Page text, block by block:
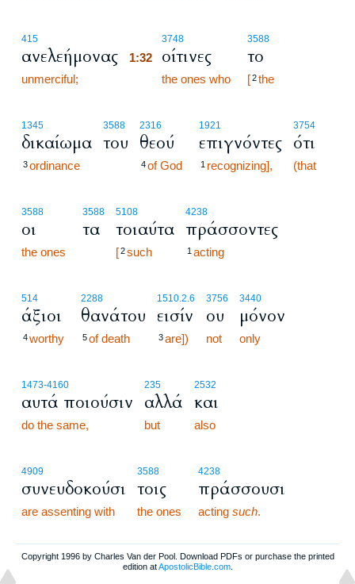
415
ανελεήμονας
unmerciful;
3748
1:32 οίτινες
the ones who
3588
το
[2the
1345
δικαίωμα
3ordinance
3588
του
2316
θεού
4of God
1921
επιγνόντες
1 recognizing],
3754
ότι
(that
3588
οι
the ones
3588
τα
5108
τοιαύτα
[2such
4238
πράσσοντες
1 acting
514
άξιοι
4worthy
2288
θανάτου
5of death
1510.2.6
εισίν
3are])
3756
ου
not
3440
μόνον
only
1473-4160
αυτά ποιούσιν
do the same,
235
αλλά
but
2532
και
also
4909
συνευδοκούσι
are assenting with
3588
τοις
the ones
4238
πράσσουσι
acting such.
Copyright 1996 by Charles Van der Pool. Download PDFs or purchase the printed
edition atApostolicBible.com.